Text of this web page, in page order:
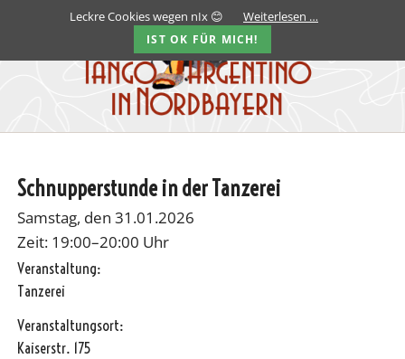
Schnupperstunde in der Tanzerei
Samstag, den 31.01.2026
Zeit: 19:00–20:00 Uhr
Veranstaltung:
Tanzerei
Veranstaltungsort:
Kaiserstr. 175
Leckre Cookies wegen nIx 😊 Weiterlesen …
IST OK FÜR MICH!